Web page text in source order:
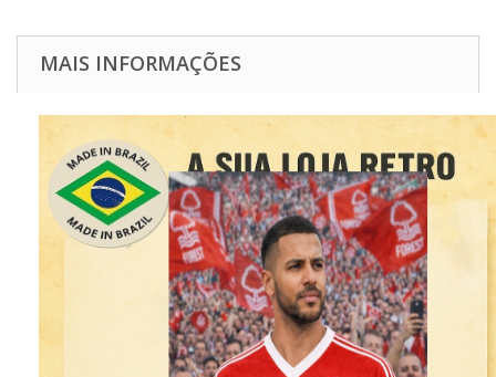
MAIS INFORMAÇÕES